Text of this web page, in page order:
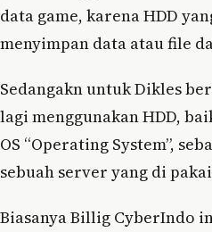
data game, karena HDD
menyimpan data atau file
Sedangakn untuk Dikles
lagi menggunakan HDD,
OS “Operating System”,
sebuah server yang di
Biasanya Billig CyberIndo